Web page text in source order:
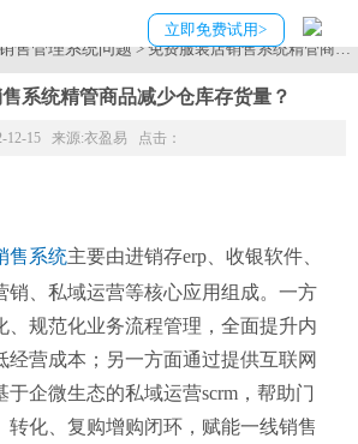
立即免费试用>
售管理系统问题> 免费服装店销售系统精管商品
系统精管商品减少仓库存货量？
12-15 来源:衣盈易 点击：
售系统主要由进销存erp、收银软件、
销、私域运营等核心应用组成。一方
、规范化业务流程管理，全面提升内
经营成本；另一方面通过提供互联网
于企微生态的私域运营scrm，帮助门
转化、复购增购闭环，赋能一线销售